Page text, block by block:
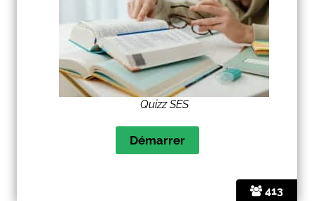
413
Quizz SES